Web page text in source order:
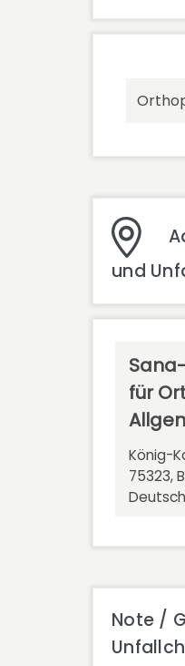
und
für
König-
75323,
Note /